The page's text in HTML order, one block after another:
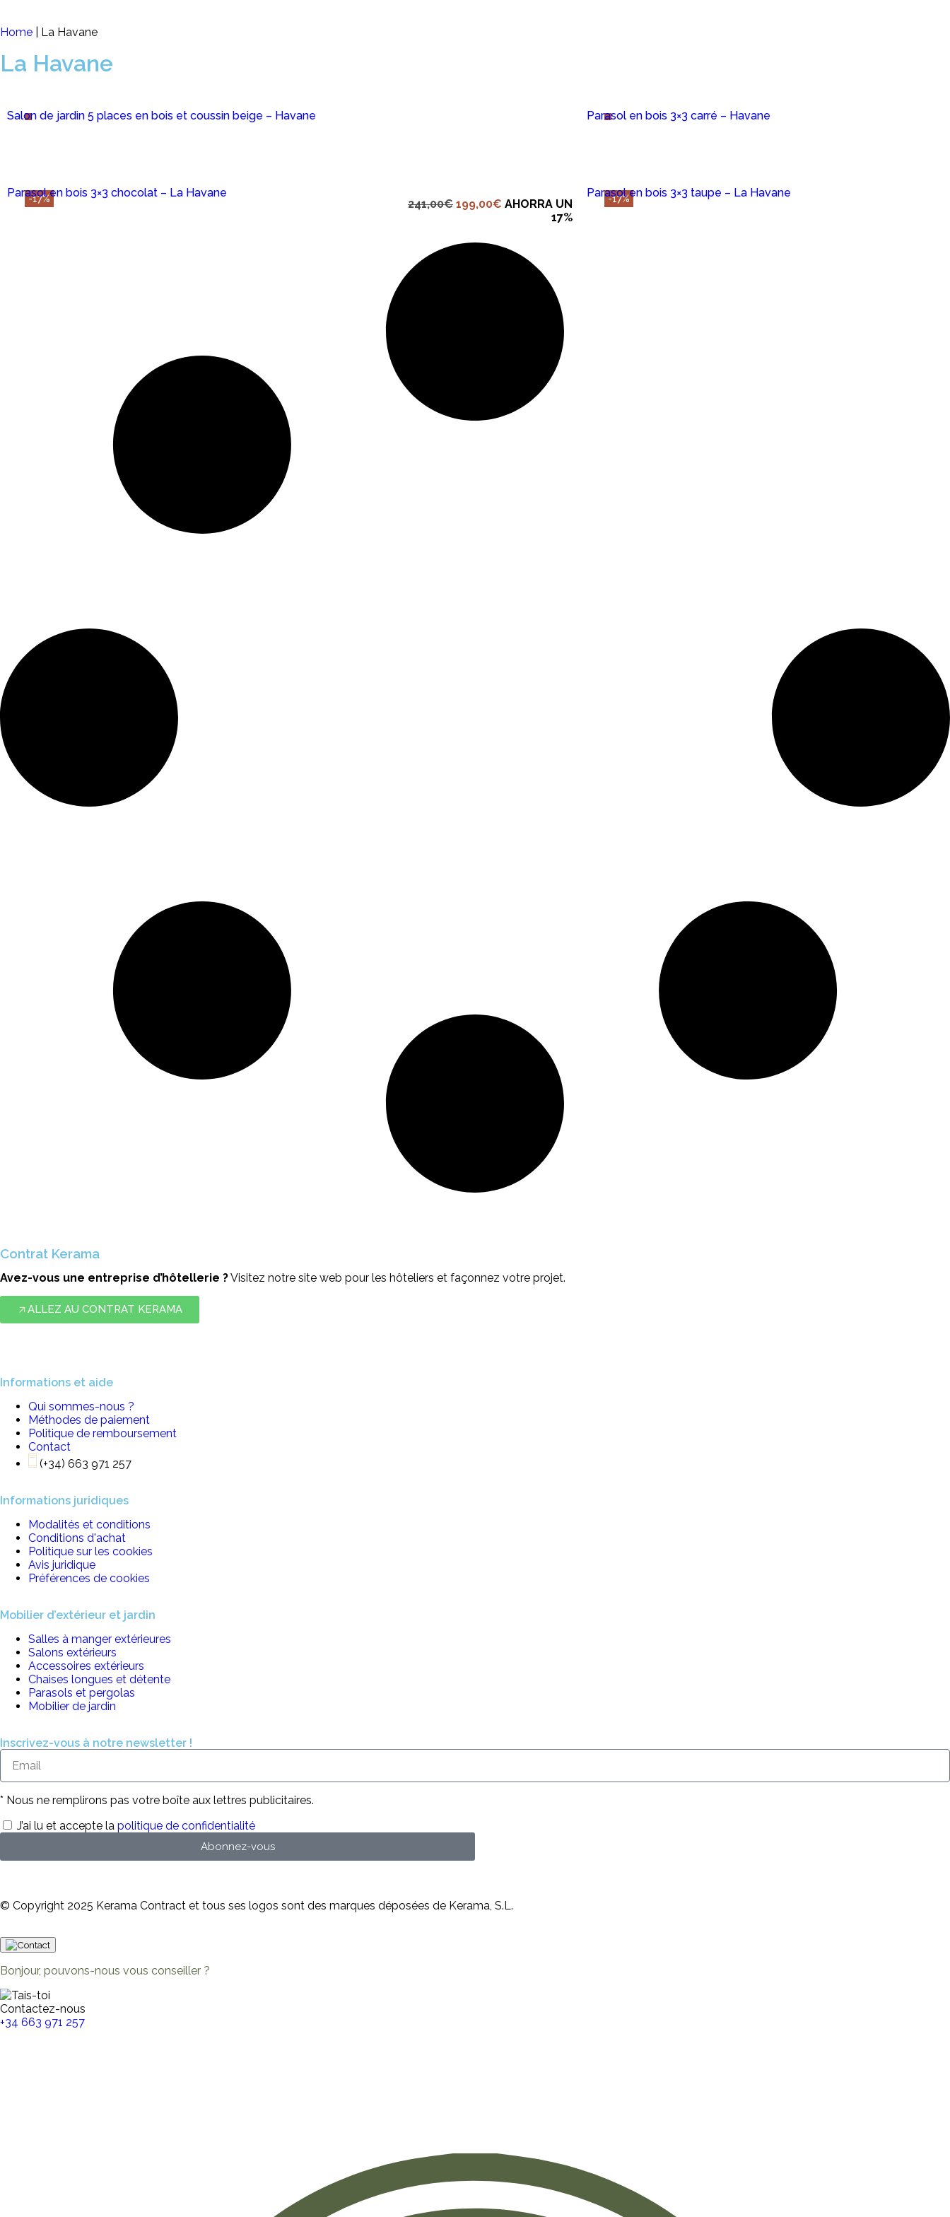
Home La Havane
La Havane
Salon de jardin 5 places en bois et coussin beige – Havane Parasol en bois 3×3 carré – Havane
-17%
Parasol en bois 3×3 chocolat – La Havane
241,00€ 199,00€ AHORRA UN
17%
-17%
Parasol en bois 3×3 taupe – La Havane
Contrat Kerama
Avez-vous une entreprise d’hôtellerie ?Visitez notre site web pour les hôteliers et façonnez votre projet.
ALLEZ AU CONTRAT KERAMA
Informations et aide
Qui sommes-nous ?
Méthodes de paiement
Politique de remboursement
Contact
(+34) 663 971 257
Informations juridiques
Modalités et conditions
Conditions d'achat
Politique sur les cookies
Avis juridique
Préférences de cookies
Mobilier d’extérieur et jardin
Salles à manger extérieures
Salons extérieurs
Accessoires extérieurs
Chaises longues et détente
Parasols et pergolas
Mobilier de jardin
Inscrivez-vous à notre newsletter !
* Nous ne remplirons pas votre boîte aux lettres publicitaires.
J’ai lu et accepte la politique de confidentialité
Abonnez-vous
© Copyright 2025 Kerama Contract et tous ses logos sont des marques déposées de Kerama, S.L.
Bonjour, pouvons-nous vous conseiller ?
Contactez-nous
+34 663 971 257